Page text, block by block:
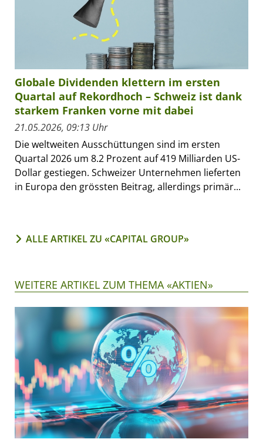
Globale Dividenden klettern im ersten
Quartal auf Rekordhoch – Schweiz ist dank
starkem Franken vorne mit dabei
21.05.2026, 09:13 Uhr
Die weltweiten Ausschüttungen sind im ersten
Quartal 2026 um 8.2 Prozent auf 419 Milliarden US-
Dollar gestiegen. Schweizer Unternehmen lieferten
in Europa den grössten Beitrag, allerdings primär...
ALLE ARTIKEL ZU «CAPITAL GROUP»
WEITERE ARTIKEL ZUM THEMA «AKTIEN»